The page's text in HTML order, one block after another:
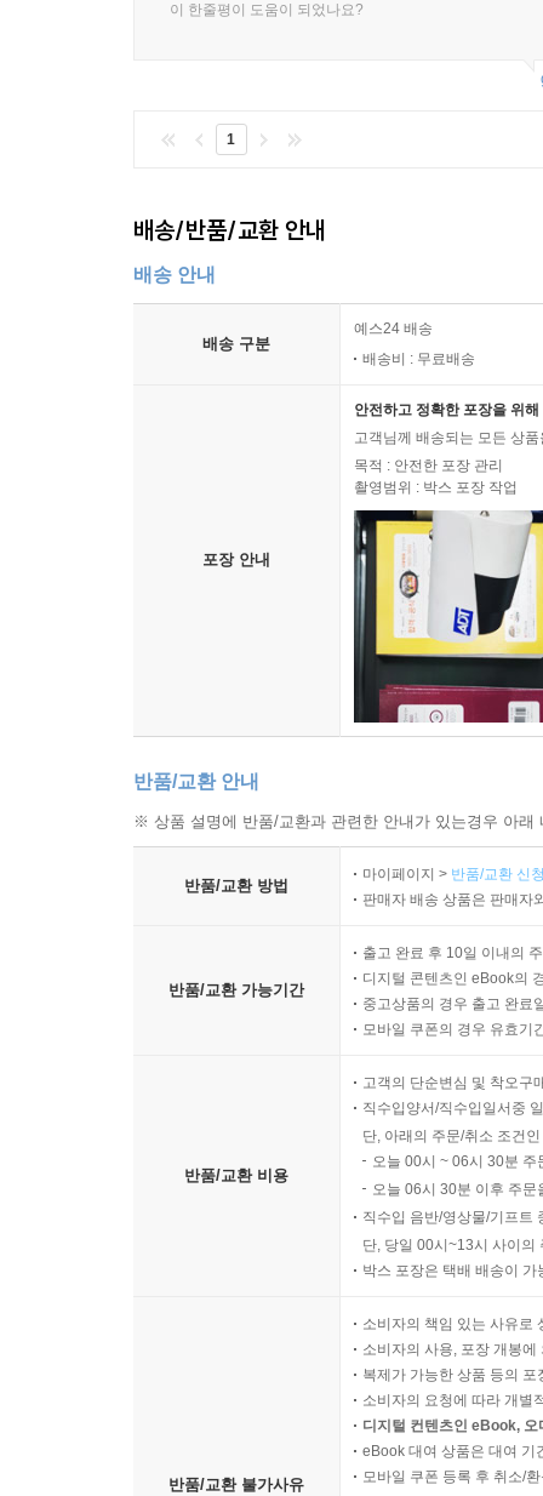
이 한줄평이 도움이 되었나요?
1
배송/반품/교환 안내
배송 안내
배송 구분
예스24 배송
배송비 : 무료배송
포장 안내
안전하고 정확한 포장을 위
고객님께 배송되는 모든 상
목적 : 안전한 포장 관리
촬영범위 : 박스 포장 작업
반품/교환 안내
※ 상품 설명에 반품/교환과 관련한 안내가 있는경우 아
반품/교환 방법
마이페이지 > 반품/교환 신
판매자 배송 상품은 판매자
반품/교환 가능기간
출고 완료 후 10일 이내의
디지털 콘텐츠인 eBook의
중고상품의 경우 출고 완료
모바일 쿠폰의 경우 유효기
반품/교환 비용
고객의 단순변심 및 착오구
직수입양서/직수입일서중
단, 아래의 주문/취소 조건
오늘 00시 ~ 06시 30분
오늘 06시 30분 이후 주
직수입 음반/영상물/기프트
단, 당일 00시~13시 사이의
박스 포장은 택배 배송이
반품/교환 불가사유
소비자의 책임 있는 사유로
소비자의 사용, 포장 개봉
복제가 가능한 상품 등의
소비자의 요청에 따라 개별
디지털 컨텐츠인 eBook,
eBook 대여 상품은 대여 기
모바일 쿠폰 등록 후 취소/